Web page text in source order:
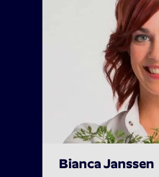
Bianca Janssen